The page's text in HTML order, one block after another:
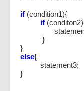
if (condition1){
if
}
}
else{
statement3;
}